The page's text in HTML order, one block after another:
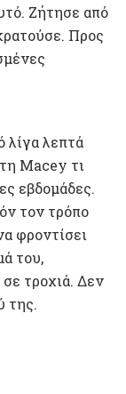
Ζήτησε από
Προς
λίγα λεπτά
Macey τι
εβδομάδες.
τον τρόπο
φροντίσει
του,
τροχιά. Δεν
της.